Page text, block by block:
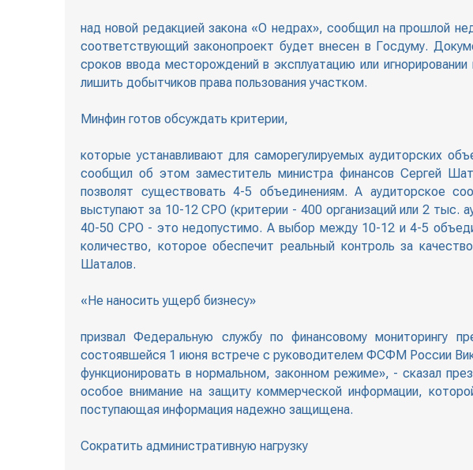
над новой редакцией закона «О недрах», сообщил на прошлой
соответствующий законопроект будет внесен в Госдуму.
сроков ввода месторождений в эксплуатацию или
лишить добытчиков права пользования участком.
Минфин готов обсуждать критерии,
которые устанавливают для саморегулируемых аудиторских
сообщил об этом заместитель министра финансов Сергей
позволят существовать 4-5 объединениям. А аудиторское
выступают за 10-12 СРО (критерии - 400 организаций или 2
40-50 СРО - это недопустимо. А выбор между 10-12 и 4-5
количество, которое обеспечит реальный контроль за
Шаталов.
«Не наносить ущерб бизнесу»
призвал Федеральную службу по финансовому мониторингу
состоявшейся 1 июня встрече с руководителем ФСФМ России
функционировать в нормальном, законном режиме», - сказал
особое внимание на защиту коммерческой информации,
поступающая информация надежно защищена.
Сократить административную нагрузку